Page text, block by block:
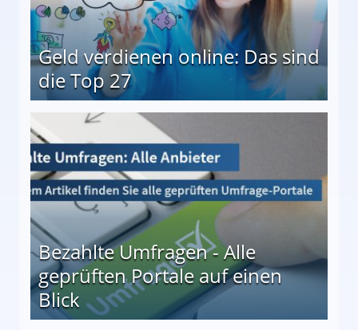
Geld verdienen online: Das sind
die Top 27
Bezahlte Umfragen - Alle
geprüften Portale auf einen
Blick